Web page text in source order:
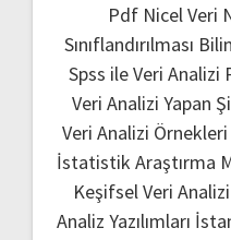
Pdf Nicel Veri
Sınıflandırılması
Spss ile Veri Analizi
Veri Analizi Yapan
Veri Analizi Örnekleri
İstatistik Araştırma
Keşifsel Veri Analizi
Analiz Yazılımları